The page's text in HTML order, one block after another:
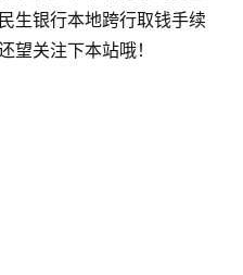
生银行本地跨行取钱手续
望关注下本站哦！